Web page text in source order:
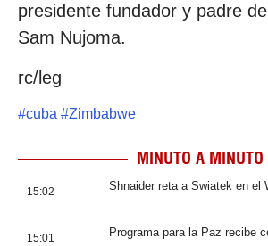
presidente fundador y padre
Sam Nujoma.
rc/leg
#cuba #Zimbabwe
MINUTO A MINUTO
15:02 Shnaider reta a Swiatek en el
15:01
Programa para la Paz recibe